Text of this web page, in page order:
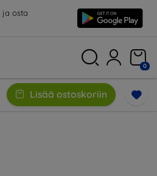
ja osta
0
Lisää ostoskoriin